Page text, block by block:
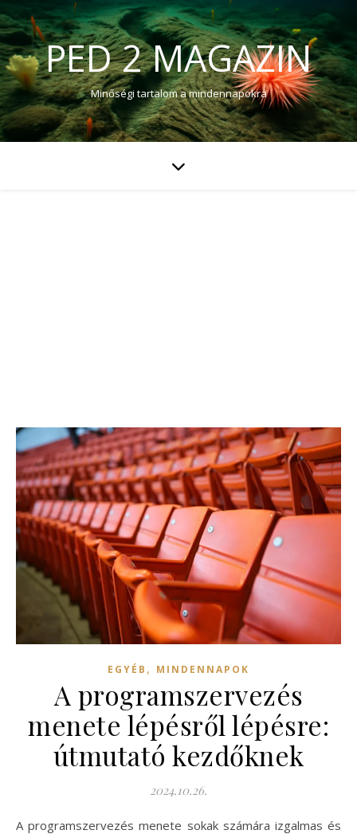
PED 2 MAGAZIN
Minőségi tartalom a mindennapokra
EGYÉB , MINDENNAPOK
A programszervezés
menete lépésről lépésre:
útmutató kezdőknek
2024.10.26.
A programszervezés menete sokak számára izgalmas és